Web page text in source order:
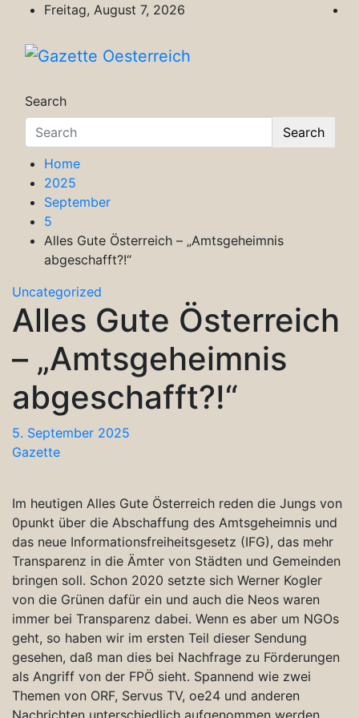
content
Freitag, August 7, 2026
Search
Search
Home
2025
September
5
Alles Gute Österreich – „Amtsgeheimnis
abgeschafft?!“
Uncategorized
Alles Gute Österreich
– „Amtsgeheimnis
abgeschafft?!“
5. September 2025
Gazette
Im heutigen Alles Gute Österreich reden die Jungs von
0punkt über die Abschaffung des Amtsgeheimnis und
das neue Informationsfreiheitsgesetz (IFG), das mehr
Transparenz in die Ämter von Städten und Gemeinden
bringen soll. Schon 2020 setzte sich Werner Kogler
von die Grünen dafür ein und auch die Neos waren
immer bei Transparenz dabei. Wenn es aber um NGOs
geht, so haben wir im ersten Teil dieser Sendung
gesehen, daß man dies bei Nachfrage zu Förderungen
als Angriff von der FPÖ sieht. Spannend wie zwei
Themen von ORF, Servus TV, oe24 und anderen
Nachrichten unterschiedlich aufgenommen werden.